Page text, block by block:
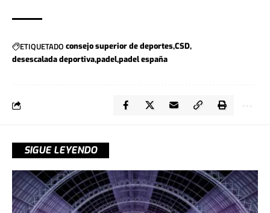
ETIQUETADO consejo superior de deportesCSD
desescalada deportivapadelpadel españa
SIGUE LEYENDO